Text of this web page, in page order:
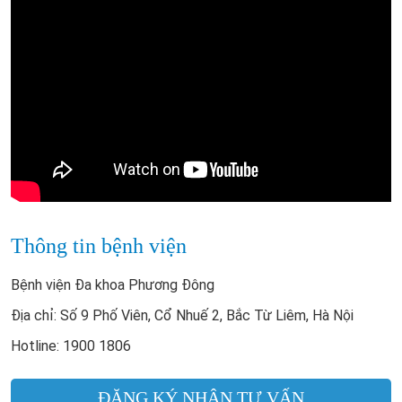
Thông tin bệnh viện
Bệnh viện Đa khoa Phương Đông
Địa chỉ: Số 9 Phố Viên, Cổ Nhuế 2, Bắc Từ Liêm, Hà Nội
Hotline: 1900 1806
ĐĂNG KÝ NHẬN TƯ VẤN